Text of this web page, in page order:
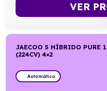
VER
JAECOO 5 HÍBRIDO PURE
(224CV) 4×2
Automático